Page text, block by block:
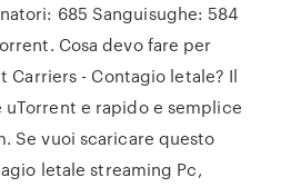
685 Sanguisughe: 584
Cosa devo fare per
Carriers - Contagio letale? Il
e rapido e semplice
Se vuoi scaricare questo
letale streaming Pc,